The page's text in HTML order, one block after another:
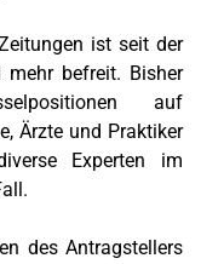
ist seit der
mehr befreit. Bisher
auf
Ärzte und Praktiker
Experten im
des Antragstellers